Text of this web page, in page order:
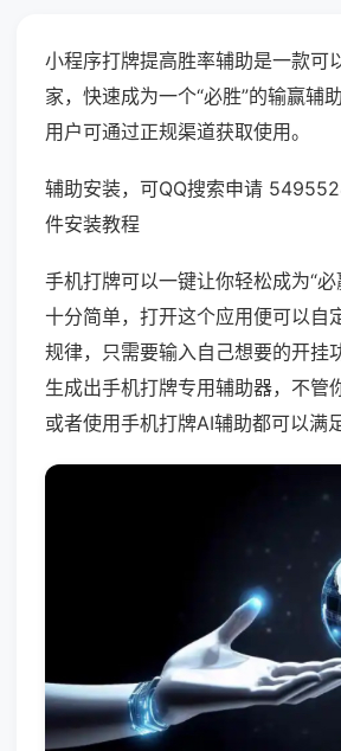
小程序打牌提高胜率辅助是一款可
家，快速成为一个“必胜”的输赢辅
用户可通过正规渠道获取使用。
辅助安装，可QQ搜索申请
件安装教程
手机打牌可以一键让你轻松成为“
十分简单，打开这个应用便可以自
规律，只需要输入自己想要的开挂
生成出手机打牌专用辅助器，不管
或者使用手机打牌AI辅助都可以满